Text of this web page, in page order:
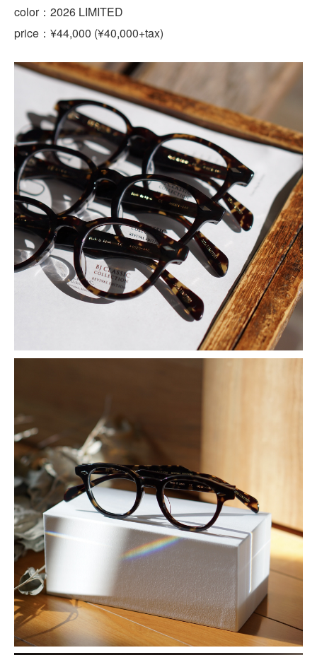
color：2026 LIMITED
price ： ¥44,000 (¥40,000+tax)